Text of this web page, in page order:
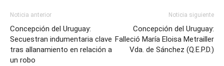
Noticia anterior
Concepción del Uruguay:
Secuestran indumentaria clave
tras allanamiento en relación a
un robo
Noticia siguiente
Concepción del Uruguay:
Falleció María Eloisa Metrailler
Vda. de Sánchez (Q.E.P.D.)